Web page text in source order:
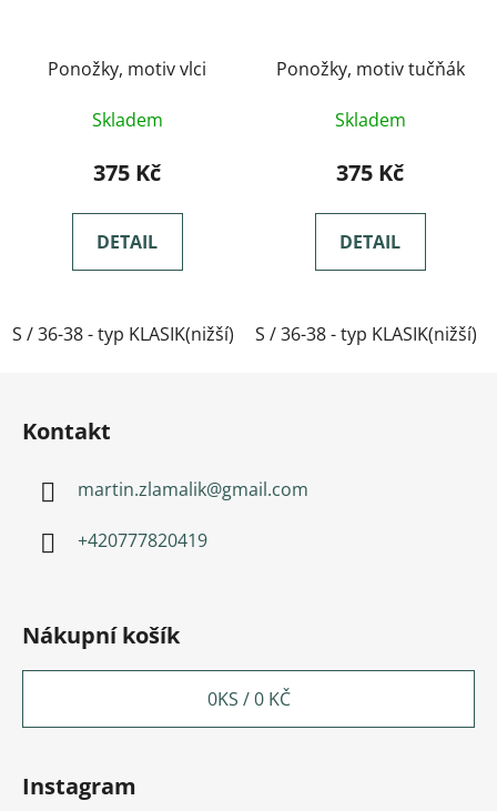
Ponožky, motiv vlci
Skladem
375 Kč
DETAIL
S / 36-38 - typ KLASIK(nižší) M / 39-41- typ KLASIK(nižší)
Ponožky, motiv tučňák
Skladem
375 Kč
DETAIL
S / 36-38 - typ KLASIK(nižší)
Kontakt
martin.zlamalik@gmail.com
+420777820419
Nákupní košík
0KS /0 KČ
Instagram